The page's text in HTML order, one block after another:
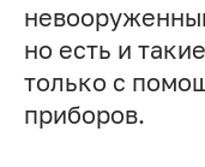
но есть и
только с
приборов.